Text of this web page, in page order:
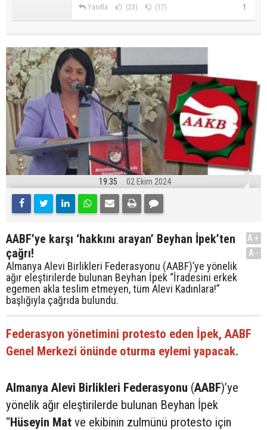
Yanıtla (23) (17)
19:35 02 Ekim 2024
AABF’ye karşı ‘hakkını arayan’ Beyhan İpek’ten
çağrı!
Almanya Alevi Birlikleri Federasyonu (AABF)’ye yönelik
ağır eleştirilerde bulunan Beyhan İpek “İradesini erkek
egemen akla teslim etmeyen, tüm Alevi Kadınlara!”
başlığıyla çağrıda bulundu.
A+
A-
Federasyon yönetimini protesto eden İpek, AABF
Genel Merkezi önünde oturma eylemi yapacak.
Almanya Alevi Birlikleri Federasyonu (AABF)’ye
yönelik ağır eleştirilerde bulunan Beyhan İpek
“Hüseyin Mat ve ekibinin zulmünü protesto için